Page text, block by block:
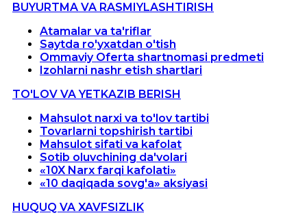
BUYURTMA VA RASMIYLASHTIRISH
Atamalar va ta'riflar
Saytda ro'yxatdan o'tish
Ommaviy Oferta shartnomasi predmeti
Izohlarni nashr etish shartlari
TO'LOV VA YETKAZIB BERISH
Mahsulot narxi va to'lov tartibi
Tovarlarni topshirish tartibi
Mahsulot sifati va kafolat
Sotib oluvchining da'volari
«10X Narx farqi kafolati»
«10 daqiqada sovg'a» aksiyasi
HUQUQ VA XAVFSIZLIK